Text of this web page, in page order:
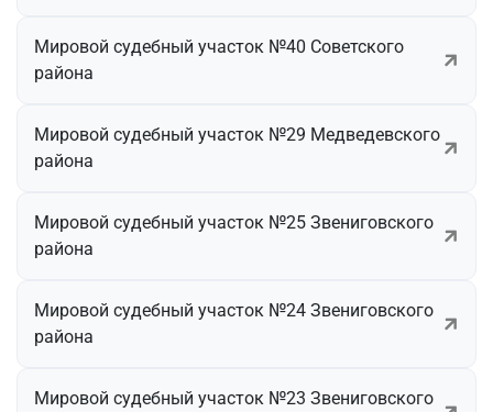
Мировой судебный участок №40 Советского
района
Мировой судебный участок №29 Медведевского
района
Мировой судебный участок №25 Звениговского
района
Мировой судебный участок №24 Звениговского
района
Мировой судебный участок №23 Звениговского